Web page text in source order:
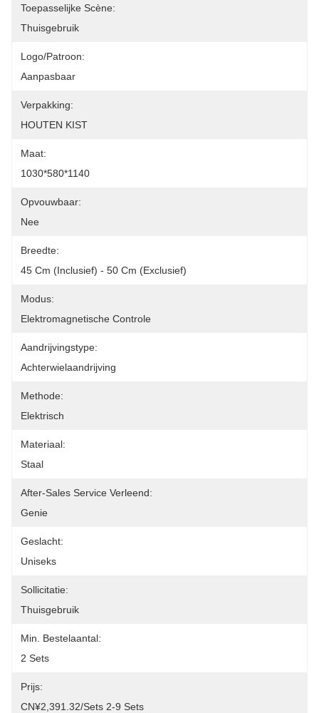
Toepasselijke Scène:
Thuisgebruik
Logo/patroon:
Aanpasbaar
Verpakking:
HOUTEN KIST
Maat:
1030*580*1140
Opvouwbaar:
Nee
Breedte:
45 Cm (inclusief) - 50 Cm (exclusief)
Modus:
Elektromagnetische Controle
Aandrijvingstype:
Achterwielaandrijving
Methode:
Elektrisch
Materiaal:
Staal
After-Sales Service Verleend:
Genie
Geslacht:
Uniseks
Sollicitatie:
Thuisgebruik
Min. Bestelaantal:
2 Sets
Prijs:
CN¥2,391.32/sets 2-9 Sets